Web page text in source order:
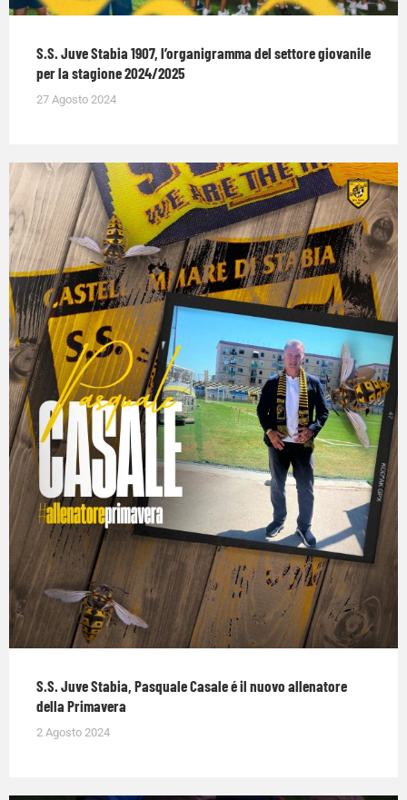
S.S. Juve Stabia 1907, l’organigramma del settore giovanile
per la stagione 2024/2025
27 Agosto 2024
S.S. Juve Stabia, Pasquale Casale é il nuovo allenatore
della Primavera
2 Agosto 2024